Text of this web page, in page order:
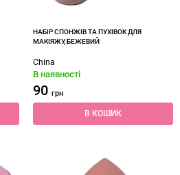
НАБІР СПОНЖІВ ТА ПУХІВОК ДЛЯ
МАКІЯЖУ, БЕЖЕВИЙ
China
В наявності
90 грн
В КОШИК